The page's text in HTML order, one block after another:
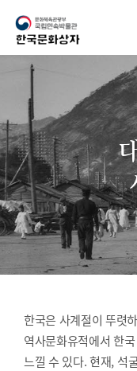
한국은 사계절이 뚜렷
역사문화유적에서 한
느낄 수 있다. 현재, 석